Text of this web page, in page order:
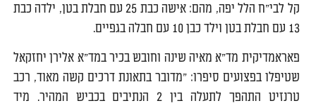
קל לבי"ח הלל יפה, מהם: אישה כבת 25 עם חבלת בטן, ילדה כבת
13 עם חבלת בטן וילד כבן 10 עם חבלה בגפיים.
פאראמדיקית מד"א מאיה שינה וחובש בכיר במד"א אלירן יחזקאל
שטיפלו בפצועים סיפרו: "מדובר בתאונת דרכים קשה מאוד, רכב
טרנזיט התהפך לתעלה בין 2 הנתיבים בכביש המהיר. מיד